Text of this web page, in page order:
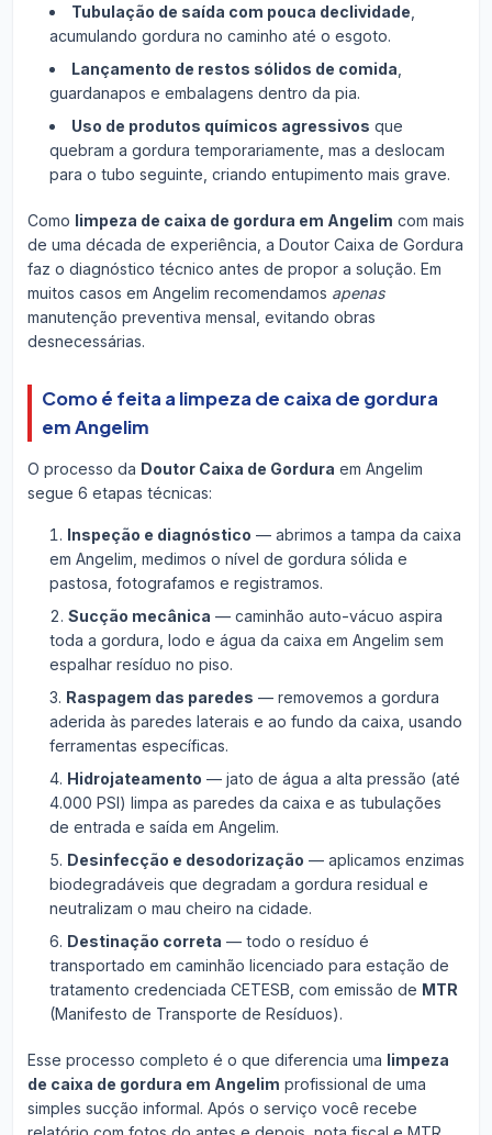
Tubulação de saída com pouca declividade
acumulando gordura no caminho até o esgoto.
Lançamento de restos sólidos de comida
guardanapos e embalagens dentro da pia.
Uso de produtos químicos agressivos que
quebram a gordura temporariamente, mas a deslocam
para o tubo seguinte, criando entupimento mais grave.
Como limpeza de caixa de gordura em Angelim com mais
de uma década de experiência, a Doutor Caixa de Gordura
faz o diagnóstico técnico antes de propor a solução. Em
muitos casos em Angelim recomendamos apenas
manutenção preventiva mensal, evitando obras
desnecessárias.
Como é feita a limpeza de caixa de gordura
em Angelim
O processo da Doutor Caixa de Gordura em Angelim
segue 6 etapas técnicas:
Inspeção e diagnóstico — abrimos a tampa da caixa
em Angelim, medimos o nível de gordura sólida e
pastosa, fotografamos e registramos.
Sucção mecânica — caminhão auto-vácuo aspira
toda a gordura, lodo e água da caixa em Angelim sem
espalhar resíduo no piso.
Raspagem das paredes — removemos a gordura
aderida às paredes laterais e ao fundo da caixa, usando
ferramentas específicas.
Hidrojateamento — jato de água a alta pressão (até
4.000 PSI) limpa as paredes da caixa e as tubulações
de entrada e saída em Angelim.
Desinfecção e desodorização — aplicamos enzimas
biodegradáveis que degradam a gordura residual e
neutralizam o mau cheiro na cidade.
Destinação correta — todo o resíduo é
transportado em caminhão licenciado para estação de
tratamento credenciada CETESB, com emissão de MTR
(Manifesto de Transporte de Resíduos).
Esse processo completo é o que diferencia uma limpeza
de caixa de gordura em Angelim profissional de uma
simples sucção informal. Após o serviço você recebe